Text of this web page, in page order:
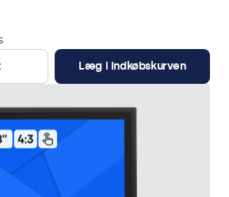
Læg i indkøbskurven